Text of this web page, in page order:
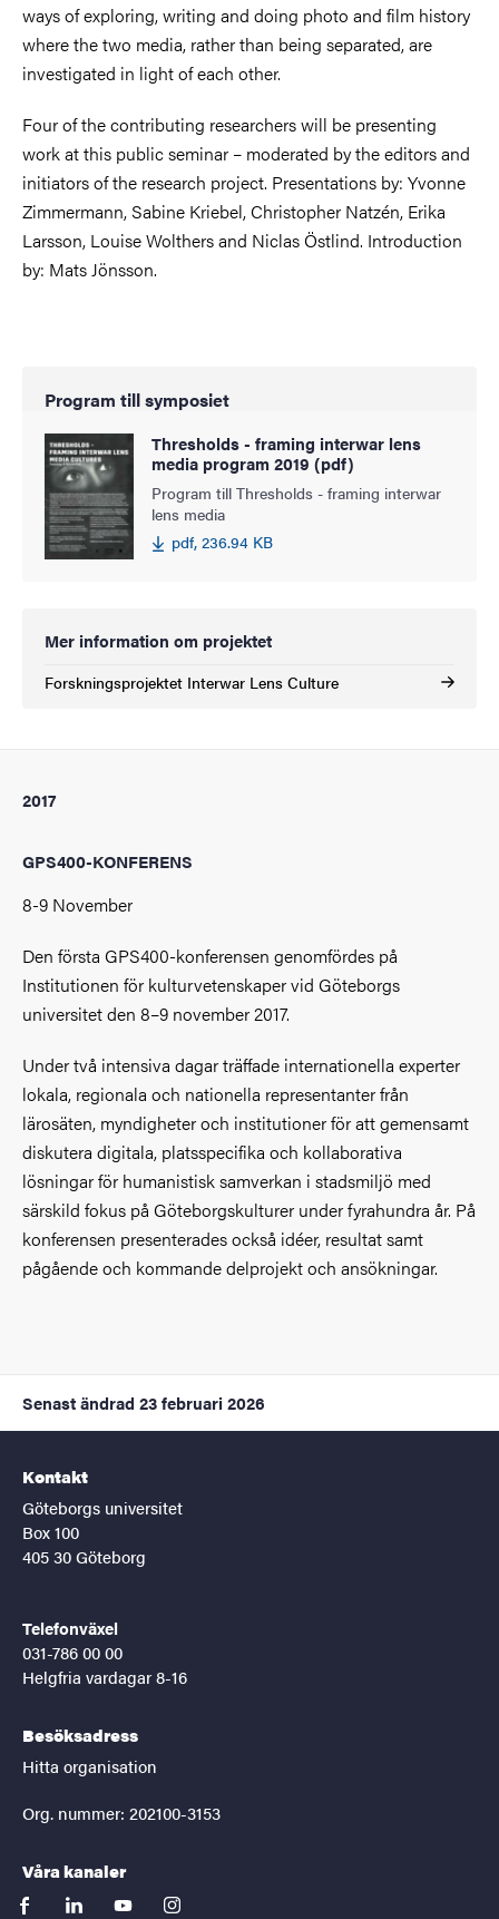
ways of exploring, writing and doing photo and film history
where the two media, rather than being separated, are
investigated in light of each other.
Four of the contributing researchers will be presenting
work at this public seminar – moderated by the editors and
initiators of the research project. Presentations by: Yvonne
Zimmermann, Sabine Kriebel, Christopher Natzén, Erika
Larsson, Louise Wolthers and Niclas Östlind. Introduction
by: Mats Jönsson.
Program till symposiet
Thresholds - framing interwar lens
media program 2019 (pdf)
Program till Thresholds - framing interwar
lens media
pdf, 236.94 KB
Mer information om projektet
Forskningsprojektet Interwar Lens Culture
2017
GPS400-KONFERENS
8-9 November
Den första GPS400-konferensen genomfördes på
Institutionen för kulturvetenskaper vid Göteborgs
universitet den 8–9 november 2017.
Under två intensiva dagar träffade internationella experter
lokala, regionala och nationella representanter från
lärosäten, myndigheter och institutioner för att gemensamt
diskutera digitala, platsspecifika och kollaborativa
lösningar för humanistisk samverkan i stadsmiljö med
särskild fokus på Göteborgskulturer under fyrahundra år. På
konferensen presenterades också idéer, resultat samt
pågående och kommande delprojekt och ansökningar.
Senast ändrad 23 februari 2026
Kontakt
Göteborgs universitet
Box 100
405 30 Göteborg
Telefonväxel
031-786 00 00
Helgfria vardagar 8-16
Besöksadress
Hitta organisation
Org. nummer: 202100-3153
Våra kanaler
facebooklinkedinyoutubeinstagram